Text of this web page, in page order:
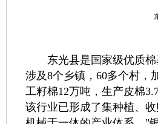
东光县是国家级优质棉
涉及8个乡镇，60多个村，
工籽棉12万吨，生产皮棉
该行业已形成了集种植、